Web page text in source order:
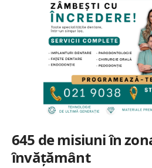
645 de misiuni în
învățământ